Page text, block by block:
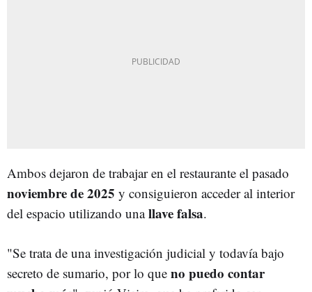
Ambos dejaron de trabajar en el restaurante el pasado
noviembre de 2025 y consiguieron acceder al interior
del espacio utilizando unallave falsa.
"Se trata de una investigación judicial y todavía bajo
secreto de sumario, por lo que no puedo contar